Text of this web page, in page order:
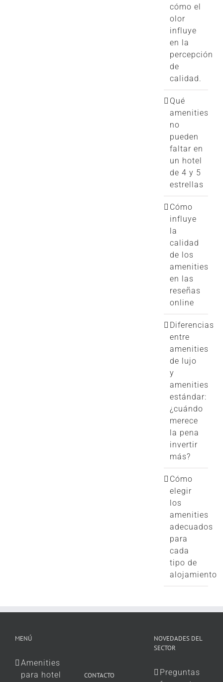
cómo el
olor
influye
en la
percepción
de
calidad.
Qué
amenities
no
pueden
faltar en
un hotel
de 4 y 5
estrellas
Cómo
influye
la
calidad
de los
amenities
en las
reseñas
online
Diferencias
entre
amenities
de lujo
y
amenities
estándar:
¿cuándo
merece
la pena
invertir
más?
Cómo
elegir
los
amenities
adecuados
para
cada
tipo de
alojamiento
MENÚ
Amenities
para hotel
CONTACTO
NOVEDADES DEL
SECTOR
Preguntas